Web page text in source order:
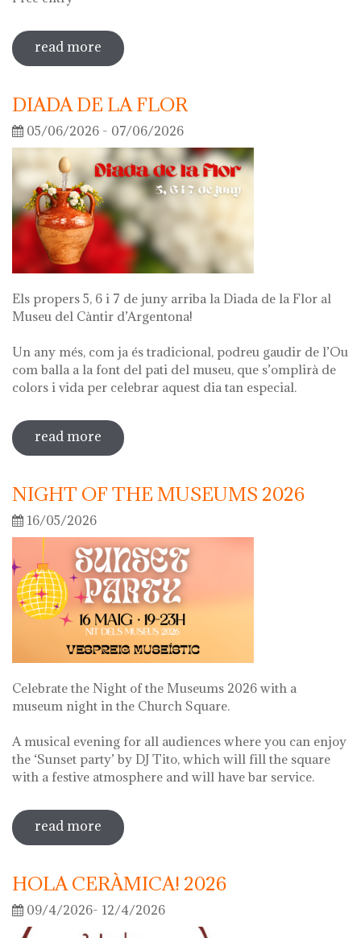
read more sobre guided tour of the exhibition
'what's left of me'
DIADA DE LA FLOR
05/06/2026 - 07/06/2026
Els propers 5, 6 i 7 de juny arriba la Diada de la Flor al
Museu del Càntir d’Argentona!
Un any més, com ja és tradicional, podreu gaudir de l’Ou
com balla a la font del pati del museu, que s’omplirà de
colors i vida per celebrar aquest dia tan especial.
read more sobre diada de la flor
NIGHT OF THE MUSEUMS 2026
16/05/2026
Celebrate the Night of the Museums 2026 with a
museum night in the Church Square.
A musical evening for all audiences where you can enjoy
the ‘Sunset party’ by DJ Tito, which will fill the square
with a festive atmosphere and will have bar service.
read more sobre night of the museums 2026
HOLA CERÀMICA! 2026
09/4/2026- 12/4/2026